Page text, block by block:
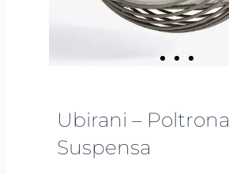
Ubirani – Poltrona
Suspensa